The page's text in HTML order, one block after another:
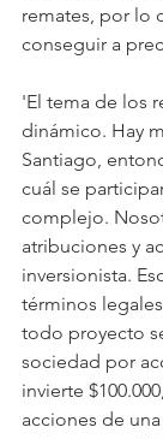
remates, por lo
conseguir a
'El tema de los
dinámico. Hay
Santiago,
cuál se
complejo.
atribuciones y
inversionista.
términos
todo proyecto
sociedad por
invierte
acciones de